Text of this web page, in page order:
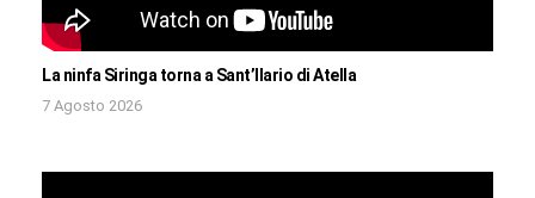
La ninfa Siringa torna a Sant’Ilario di Atella
7 Agosto 2026